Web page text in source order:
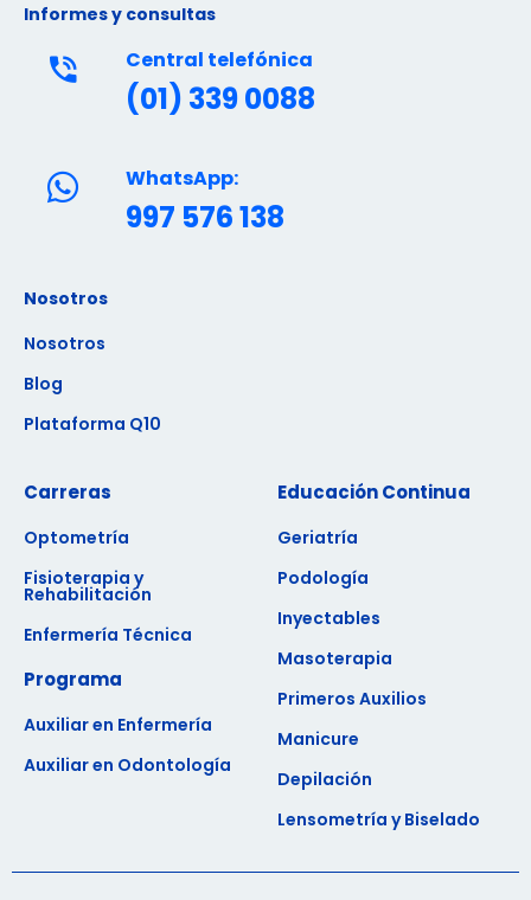
Informes y consultas
Central telefónica
(01) 339 0088
WhatsApp:
997 576 138
Nosotros
Nosotros
Blog
Plataforma Q10
Carreras
Optometría
Fisioterapia y
Rehabilitación
Enfermería Técnica
Programa
Auxiliar en Enfermería
Auxiliar en Odontología
Educación Continua
Geriatría
Podología
Inyectables
Masoterapia
Primeros Auxilios
Manicure
Depilación
Lensometría y Biselado